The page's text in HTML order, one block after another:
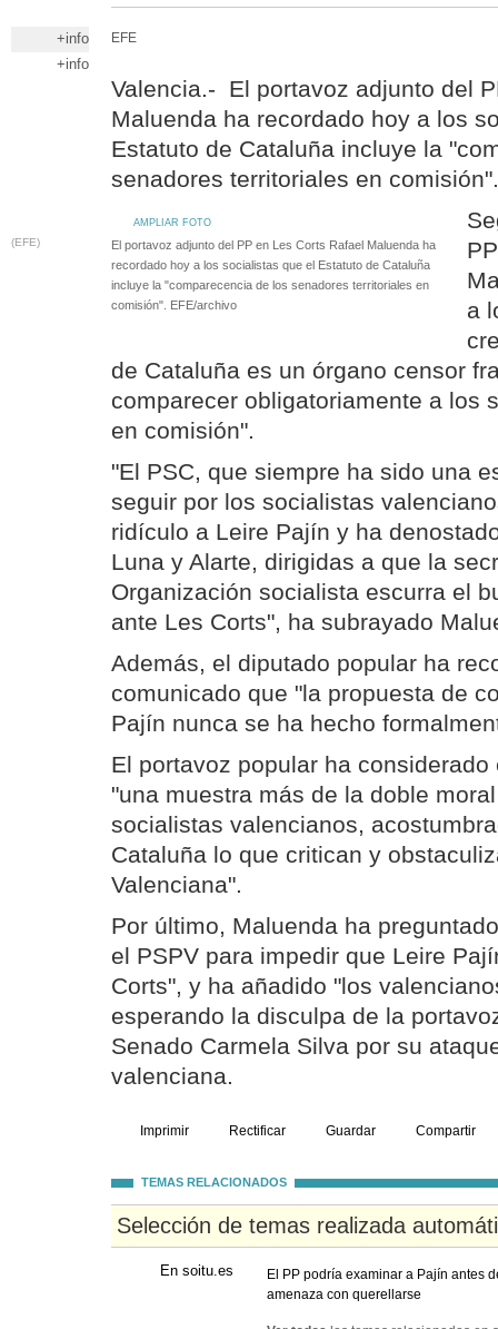
+info
+info
EFE
Valencia.- El portavoz adjunto del
Maluenda ha recordado hoy a los
Estatuto de Cataluña incluye la
senadores territoriales en comisión".
AMPLIAR FOTO
(EFE)
El portavoz adjunto del PP en Les Corts Rafael Maluenda ha
recordado hoy a los socialistas que el Estatuto de Cataluña
incluye la "comparecencia de los senadores territoriales en
comisión". EFE/archivo
a
de Cataluña es un órgano censor
comparecer obligatoriamente a los
en comisión".
"El PSC, que siempre ha sido una
seguir por los socialistas
ridículo a Leire Pajín y ha
Luna y Alarte, dirigidas a que la
Organización socialista escurra el
ante Les Corts", ha subrayado
Además, el diputado popular ha
comunicado que "la propuesta de
Pajín nunca se ha hecho
El portavoz popular ha
"una muestra más de la doble
socialistas valencianos,
Cataluña lo que critican y
Valenciana".
Por último, Maluenda ha
el PSPV para impedir que Leire
Corts", y ha añadido "los
esperando la disculpa de la
Senado Carmela Silva por su
valenciana.
Imprimir Rectificar Guardar Compartir
TEMAS RELACIONADOS
Selección de temas realizada
En soitu.es
El PP podría examinar a Pajín antes
amenaza con querellarse